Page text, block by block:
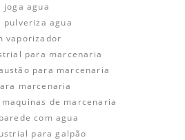
agua
agua
vaporizador
para marcenaria
para marcenaria
marcenaria
de marcenaria
com agua
para galpão